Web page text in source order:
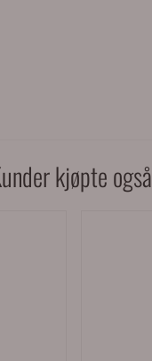
kjøpte også